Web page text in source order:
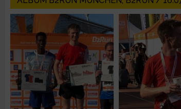
Entwicklung und Verbesserung der Angebote
Verwendung reduzierter Daten zur Auswahl
IAB-Besonderheiten:
Verwendung genauer Standortdaten